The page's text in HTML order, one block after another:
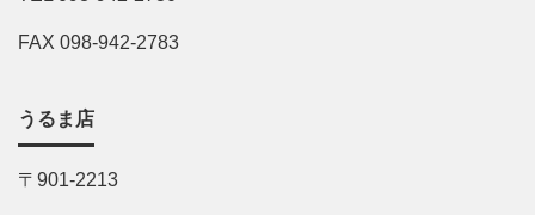
FAX 098-942-2783
うるま店
〒901-2213